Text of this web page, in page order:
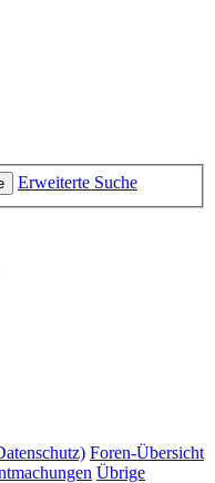
Erweiterte Suche
Foren-Übersicht
Übrige